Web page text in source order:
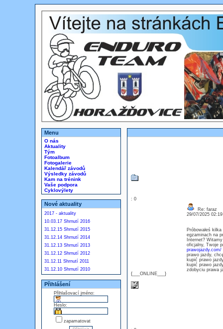
Menu
O nás
Aktuality
Tým
Fotoalbum
Fotogalerie
Kalendář závodů
Výsledky závodů
Kam na trénink
Vaše podpora
Cyklovýlety
Nové aktuality
2017 - aktuality
10.03.17 Shrnutí 2016
31.12.15 Shrnutí 2015
31.12.14 Shrnutí 2014
31.12.13 Shrnutí 2013
31.12.12 Shrnutí 2012
31.12.11 Shrnutí 2011
31.12.10 Shrnutí 2010
Přihlášení
Přihlašovací jméno:
Heslo:
zapamatovat
: 0
{___ONLINE___}
Re: faraz
29/07/2025
Próbowałeś
egzaminach na
Internet?
oficjalny, Twoje
prawojazdy.com/
prawo jazdy,
kupić prawo
kupić prawo
zdobyciu prawa